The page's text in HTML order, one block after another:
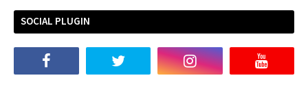
SOCIAL PLUGIN